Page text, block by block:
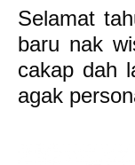
Selamat
baru nak
cakap dah
agak